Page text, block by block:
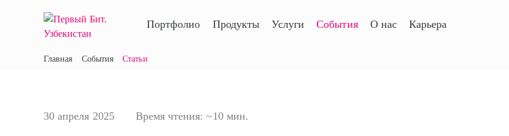
Портфолио Продукты Услуги События О нас Карьера
Главная События Статьи
30 апреля 2025 Время чтения: ~10 мин.